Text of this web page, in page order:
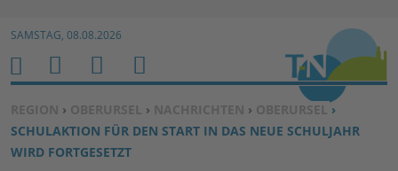
Zum Inhalt springen ↓
SAMSTAG, 08.08.2026
SIE BEFINDEN SICH HIER:
REGION › OBERURSEL › NACHRICHTEN › OBERURSEL ›
SCHULAKTION FÜR DEN START IN DAS NEUE SCHULJAHR
WIRD FORTGESETZT
H
O
M
E
M
E
N
U
S
U
C
H
B
E
N